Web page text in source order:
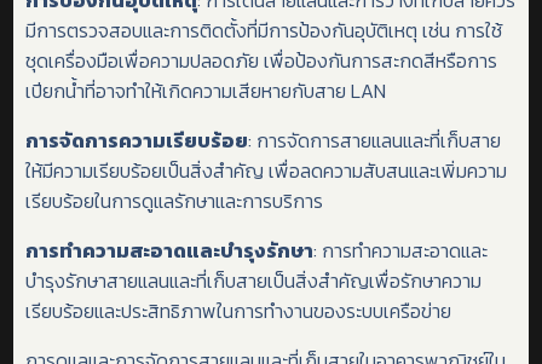
มีการตรวจสอบและการติดตั้งที่มีการป้องกันอุบัติเหตุ เช่น การใช้
ชุดเครื่องมือเพื่อความปลอดภัย เพื่อป้องกันการสะกดสีหรือการ
เปียกน้ำที่อาจทำให้เกิดความเสียหายกับสาย LAN
การจัดการความเรียบร้อย: การจัดการสายแลนและที่เก็บสาย
ให้มีความเรียบร้อยเป็นสิ่งสำคัญ เพื่อลดความสับสนและเพิ่มความ
เรียบร้อยในการดูแลรักษาและการบริการ
การทำความสะอาดและบำรุงรักษา: การทำความสะอาดและ
บำรุงรักษาสายแลนและที่เก็บสายเป็นสิ่งสำคัญเพื่อรักษาความ
เรียบร้อยและประสิทธิภาพในการทำงานของระบบเครือข่าย